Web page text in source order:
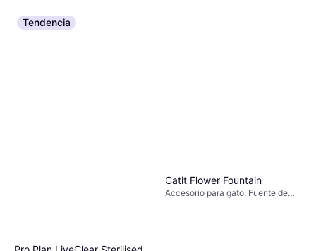
Tendencia
Catit Flower Fountain
Accesorio para gato, Fuente de